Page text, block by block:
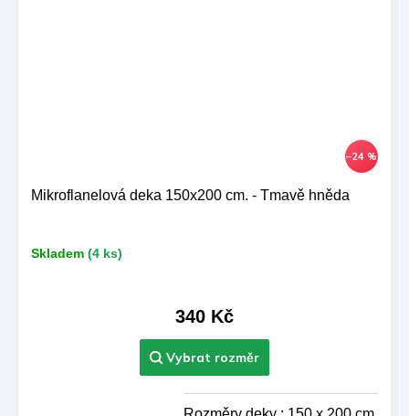
–24 %
Mikroflanelová deka 150x200 cm. - Tmavě hněda
Skladem (4 ks)
340 Kč